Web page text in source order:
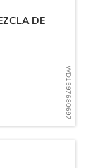
WD1597680697
DE